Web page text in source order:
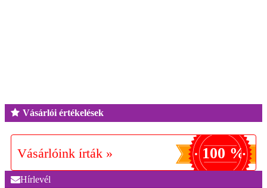
Vásárlói értékelések
Vásárlóink írták » 100 %
Hírlevél